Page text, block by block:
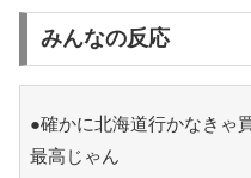
みんなの反応
●確かに北海道行かなきゃ
最高じゃん